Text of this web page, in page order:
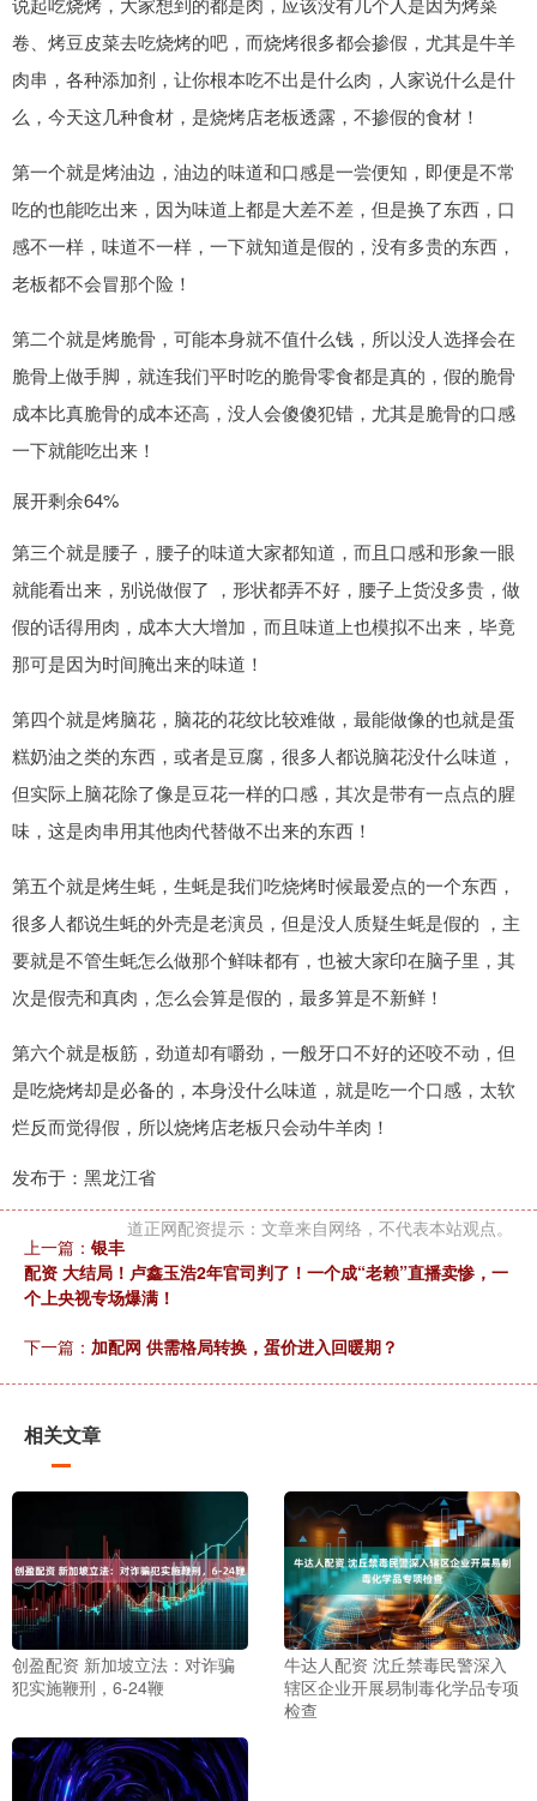
卷、烤豆皮菜去吃烧烤的吧，而烧烤很多都会掺假，尤其是牛羊
肉串，各种添加剂，让你根本吃不出是什么肉，人家说什么是什
么，今天这几种食材，是烧烤店老板透露，不掺假的食材！
第一个就是烤油边，油边的味道和口感是一尝便知，即便是不常
吃的也能吃出来，因为味道上都是大差不差，但是换了东西，口
感不一样，味道不一样，一下就知道是假的，没有多贵的东西，
老板都不会冒那个险！
第二个就是烤脆骨，可能本身就不值什么钱，所以没人选择会在
脆骨上做手脚，就连我们平时吃的脆骨零食都是真的，假的脆骨
成本比真脆骨的成本还高，没人会傻傻犯错，尤其是脆骨的口感
一下就能吃出来！
展开剩余64%
第三个就是腰子，腰子的味道大家都知道，而且口感和形象一眼
就能看出来，别说做假了 ，形状都弄不好，腰子上货没多贵，做
假的话得用肉，成本大大增加，而且味道上也模拟不出来，毕竟
那可是因为时间腌出来的味道！
第四个就是烤脑花，脑花的花纹比较难做，最能做像的也就是蛋
糕奶油之类的东西，或者是豆腐，很多人都说脑花没什么味道，
但实际上脑花除了像是豆花一样的口感，其次是带有一点点的腥
味，这是肉串用其他肉代替做不出来的东西！
第五个就是烤生蚝，生蚝是我们吃烧烤时候最爱点的一个东西，
很多人都说生蚝的外壳是老演员，但是没人质疑生蚝是假的 ，主
要就是不管生蚝怎么做那个鲜味都有，也被大家印在脑子里，其
次是假壳和真肉，怎么会算是假的，最多算是不新鲜！
第六个就是板筋，劲道却有嚼劲，一般牙口不好的还咬不动，但
是吃烧烤却是必备的，本身没什么味道，就是吃一个口感，太软
烂反而觉得假，所以烧烤店老板只会动牛羊肉！
发布于：黑龙江省
道正网配资提示：文章来自网络，不代表本站观点。
上一篇： 银丰
配资 大结局！卢鑫玉浩2年官司判了！一个成“老赖”直播卖惨，一
个上央视专场爆满！
下一篇： 加配网 供需格局转换，蛋价进入回暖期？
相关文章
创盈配资 新加坡立法：对诈骗
犯实施鞭刑，6-24鞭
牛达人配资 沈丘禁毒民警深入
辖区企业开展易制毒化学品专项
检查